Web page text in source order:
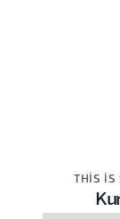
THIS IS